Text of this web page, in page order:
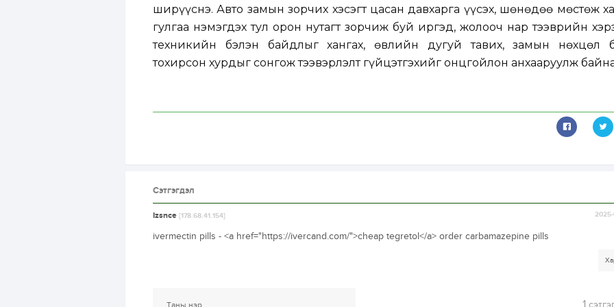
ширүүснэ. Авто замын зорчих хэсэгт цасан давхарга үүсэх, шөнөдөө мөстөж
гулгаа нэмэгдэх тул орон нутагт зорчиж буй иргэд, жолооч нар тээврийн
техникийн бэлэн байдлыг хангах, өвлийн дугуй тавих, замын нөхцөл
тохирсон хурдыг сонгож тээвэрлэлт гүйцэтгэхийг онцгойлон анхааруулж
Сэтгэгдэл
Izsnce [178.68.41.154]
ivermectin pills - <a href="https://ivercand.com/">cheap tegretol</a> order carbamazepine pills
1